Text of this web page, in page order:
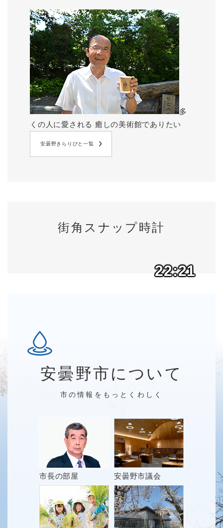
多
くの人に愛される 癒しの美術館でありたい
安曇野きらりびと一覧
街角スナップ時計
22:21
安曇野市について
市の情報をもっとくわしく
市長の部屋 安曇野市議会